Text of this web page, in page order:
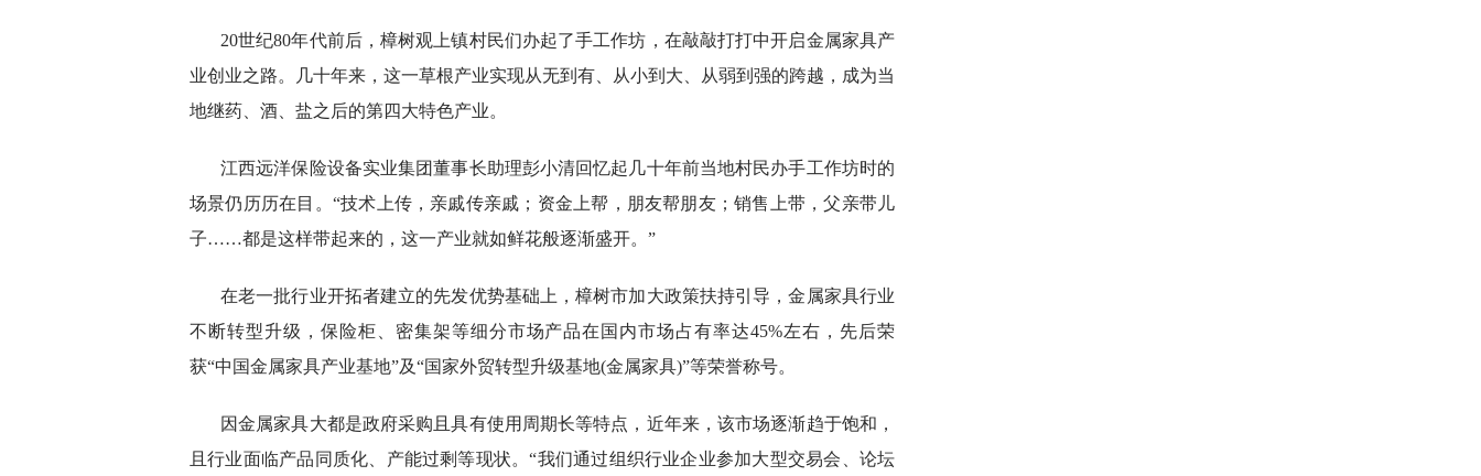
20世纪80年代前后，樟树观上镇村民们办起了手工作坊，在敲敲打打中开启金属家具产
业创业之路。几十年来，这一草根产业实现从无到有、从小到大、从弱到强的跨越，成为当
地继药、酒、盐之后的第四大特色产业。
江西远洋保险设备实业集团董事长助理彭小清回忆起几十年前当地村民办手工作坊时的
场景仍历历在目。“技术上传，亲戚传亲戚；资金上帮，朋友帮朋友；销售上带，父亲带儿
子……都是这样带起来的，这一产业就如鲜花般逐渐盛开。”
在老一批行业开拓者建立的先发优势基础上，樟树市加大政策扶持引导，金属家具行业
不断转型升级，保险柜、密集架等细分市场产品在国内市场占有率达45%左右，先后荣
获“中国金属家具产业基地”及“国家外贸转型升级基地(金属家具)”等荣誉称号。
因金属家具大都是政府采购且具有使用周期长等特点，近年来，该市场逐渐趋于饱和，
且行业面临产品同质化、产能过剩等现状。“我们通过组织行业企业参加大型交易会、论坛